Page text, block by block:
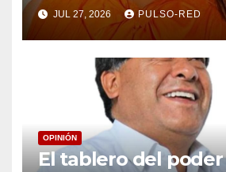
JUL 27, 2026 PULSO-RED
OPINIÓN
El tablero del poder